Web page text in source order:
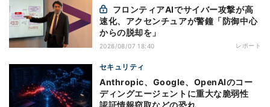
速化、アクセンチュアが警鐘「防御中心
からの脱却を」
2026/08/07 18:40 レポート
セキュリティ
Anthropic、Google、OpenAIのコー
ディングエージェントに重大な脆弱性